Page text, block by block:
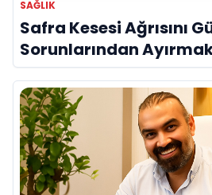
SAĞLIK
Safra Kesesi Ağrısını
Sorunlarından